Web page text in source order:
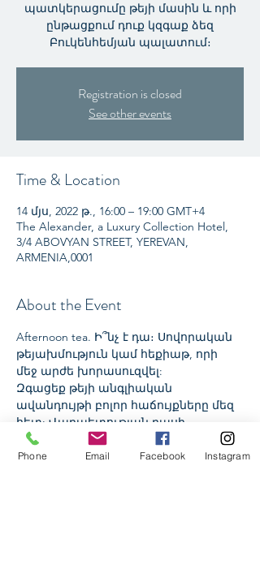
պատկերացումը թեյի մասին և որի
ընթացքում դուք կզգաք ձեզ
Բուկենհեմյան պալատում։
Registration is closed
See other events
Time & Location
14 մյս, 2022 թ., 16:00 – 19:00 GMT+4
The Alexander, a Luxury Collection Hotel,
3/4 ABOVYAN STREET, YEREVAN,
ARMENIA,0001
About the Event
Afternoon tea. Ի՞նչ է դա։ Սովորական
թեյախմություն կամ հեքիաթ, որի
մեջ արժե խորասուզվել:
Զգացեք թեյի անգլիական
ավանդույթի բոլոր հաճույքները մեզ
հետ: Վարպետության դասի
ժամանակ մենք առաջարկում ենք
դասական անգլերեն թեյի
Phone Email Facebook Instagram